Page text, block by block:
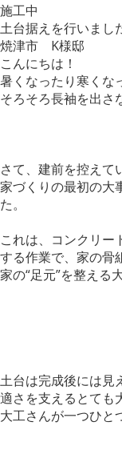
施工中
土台据えを行いまし
焼津市 K様邸
こんにちは！
暑くなったり寒くな
そろそろ長袖を出さ
さて、建前を控えて
家づくりの最初の大
た。
これは、コンクリー
する作業で、家の骨
家の“足元”を整える
土台は完成後には見
適さを支えるとても
大工さんが一つひと